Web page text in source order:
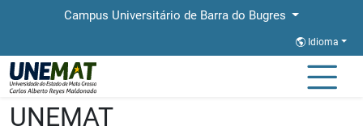
Campus Universitário de Barra do Bugres
Idioma
Política de Cookies -
UNEMAT